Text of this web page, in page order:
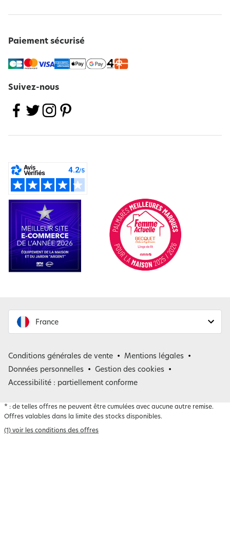
Paiement sécurisé
Suivez-nous
France
Belgique
Conditions générales de vente
Mentions légales
Données personnelles
Gestion des cookies
Accessibilité : partiellement conforme
* : de telles offres ne peuvent être cumulées avec aucune autre remise.
Offres valables dans la limite des stocks disponibles.
(1) voir les conditions des offres